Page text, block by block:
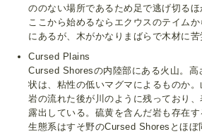
ののない場所であるため足で逃げ切るほ
ここから始めるならエクウスのテイム
にあるが、木がかなりまばらで木材に苦
Cursed Plains
Cursed Shoresの内陸部にある火山。
状は、粘性の低いマグマによるものか
岩の流れた後が川のように残っており
露出している。硫黄を含んだ岩も存在す
生態系はすそ野のCursed Shoresとほぼ